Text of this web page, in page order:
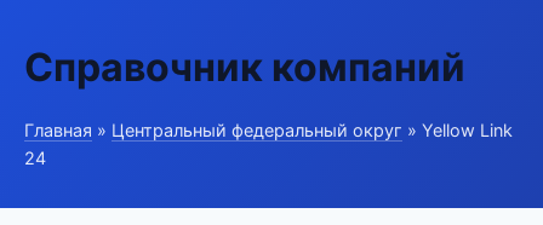
Справочник компаний
Главная » Центральный федеральный округ » Yellow Link
24